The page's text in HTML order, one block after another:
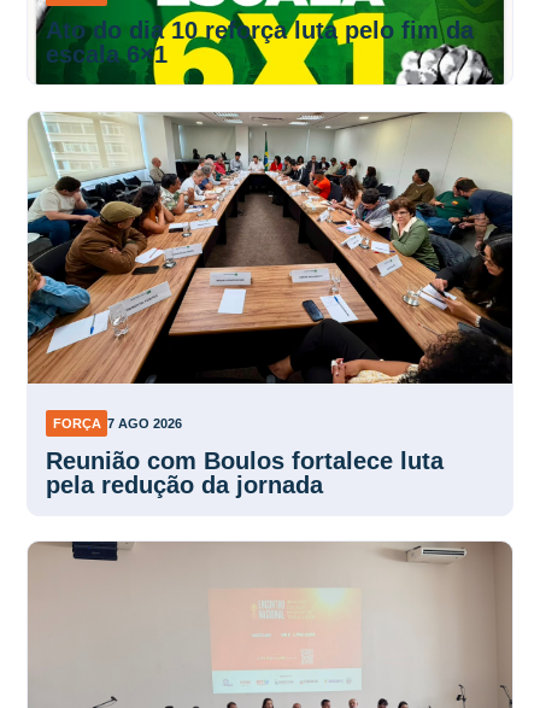
Ato do dia 10 reforça luta pelo fim da
escala 6×1
FORÇA 7 AGO 2026
Reunião com Boulos fortalece luta
pela redução da jornada